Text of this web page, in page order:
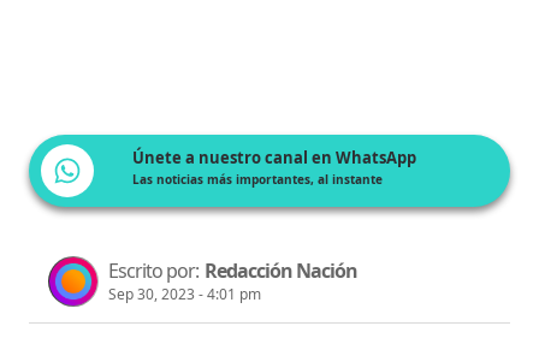
Únete a nuestro canal en WhatsApp
Las noticias más importantes, al instante
Escrito por: Redacción Nación
Sep 30, 2023 - 4:01 pm